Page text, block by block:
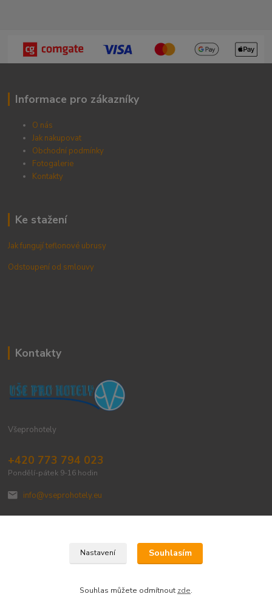
Informace pro zákazníky
O nás
Jak nakupovat
Obchodní podmínky
Fotogalerie
Kontakty
Ke stažení
Jak fungují teflonové ubrusy
Odstoupení od smlouvy
Kontakty
Všeprohotely
+420 773 794 023
Pondělí-pátek 9-16 hodin
info@vseprohotely.eu
Upravit sběr cookies.
Nastavení Souhlasím
Souhlas můžete odmítnout zde.